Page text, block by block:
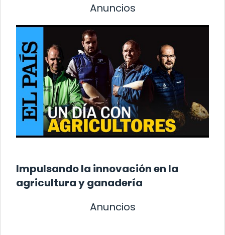
Anuncios
Impulsando la innovación en la
agricultura y ganadería
Anuncios